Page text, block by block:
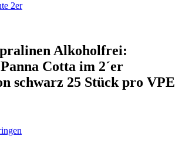
2er
Alkoholfrei:
Cotta im 2´er
schwarz 25 Stück pro VPE